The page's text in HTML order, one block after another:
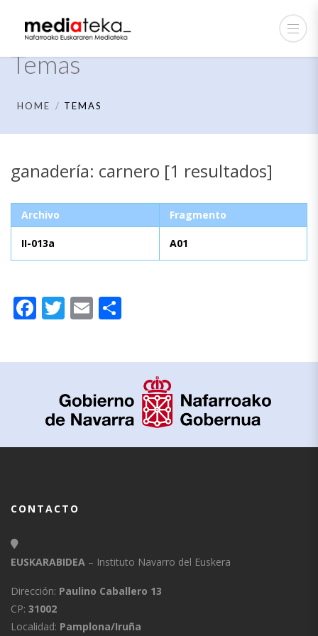
Temas
HOME TEMAS
ganadería: carnero [1 resultados]
Archivo Fragmento
II-013a A01
Facebook
Twitter
Email
CONTACTO
EUSKARABIDEA – Instituto Navarro del Euskera
Dirección: Paulino Caballero 13
CP: 31002
Localidad: Pamplona/Iruña